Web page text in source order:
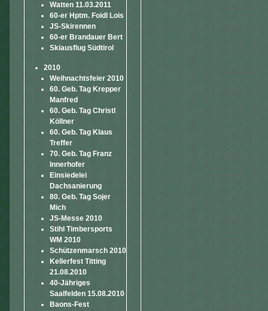
Watten 11.03.2011
60-er Hptm. Foidl Lois
JS-Skirennen
60-er Brandauer Bert
Skiausflug Südtirol
2010
Weihnachtsfeier 2010
60. Geb. Tag Krepper
Manfred
60. Geb. Tag Christl
Köllner
60. Geb. Tag Klaus
Treffer
70. Geb. Tag Franz
Innerhofer
Einsiedelei
Dachsanierung
80. Geb. Tag Sojer
Mich
JS-Messe 2010
Stihl Timbersports
WM 2010
Schützenmarsch 2010
Kellerfest Titting
21.08.2010
40-Jähriges
Saalfelden 15.08.2010
Baons-Fest